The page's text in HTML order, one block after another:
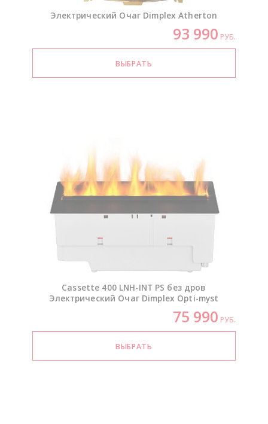
Электрический Очаг Dimplex Atherton
93 990 РУБ.
Cassette 400 LNH-INT PS без дров
Электрический Очаг Dimplex Opti-myst
75 990 РУБ.